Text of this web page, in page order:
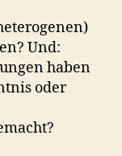
Und:
haben
oder